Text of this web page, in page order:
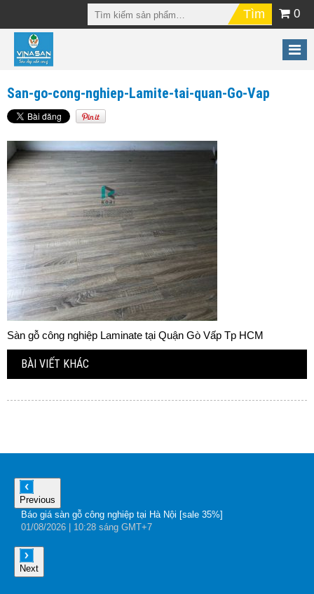
0
San-go-cong-nghiep-Lamite-tai-quan-Go-Vap
Sàn gỗ công nghiệp Laminate tại Quận Gò Vấp Tp HCM
BÀI VIẾT KHÁC
Previous
Báo giá sàn gỗ công nghiệp tại Hà Nội [sale 35%]
01/08/2026 | 10:28 sáng GMT+7
Next